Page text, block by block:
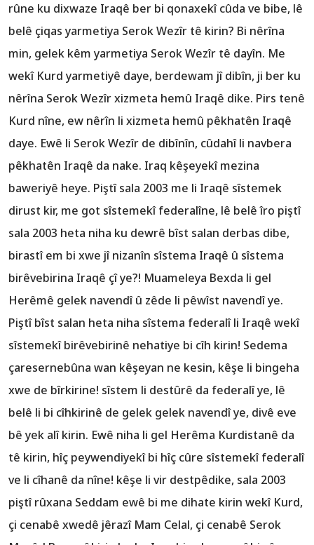
rûne ku dixwaze Iraqê ber bi qonaxekî cûda ve bibe, lê
belê çiqas yarmetiya Serok Wezîr tê kirin? Bi nêrîna
min, gelek kêm yarmetiya Serok Wezîr tê dayîn. Me
wekî Kurd yarmetiyê daye, berdewam jî dibîn, ji ber ku
nêrîna Serok Wezîr xizmeta hemû Iraqê dike. Pirs tenê
Kurd nîne, ew nêrîn li xizmeta hemû pêkhatên Iraqê
daye. Ewê li Serok Wezîr de dibînîn, cûdahî li navbera
pêkhatên Iraqê da nake. Iraq kêşeyekî mezina
baweriyê heye. Piştî sala 2003 me li Iraqê sîstemek
dirust kir, me got sîstemekî federalîne, lê belê îro piştî
sala 2003 heta niha ku dewrê bîst salan derbas dibe,
birastî em bi xwe jî nizanîn sîstema Iraqê û sîstema
birêvebirina Iraqê çî ye?! Muameleya Bexda li gel
Herêmê gelek navendî û zêde li pêwîst navendî ye.
Piştî bîst salan heta niha sîstema federalî li Iraqê wekî
sîstemekî birêvebirinê nehatiye bi cîh kirin! Sedema
çaresernebûna wan kêşeyan ne kesin, kêşe li bingeha
xwe de bîrkirine! sîstem li destûrê da federalî ye, lê
belê li bi cîhkirinê de gelek gelek navendî ye, divê eve
bê yek alî kirin. Ewê niha li gel Herêma Kurdistanê da
tê kirin, hîç peywendiyekî bi hîç cûre sîstemekî federalî
ve li cîhanê da nîne! kêşe li vir destpêdike, sala 2003
piştî rûxana Seddam ewê bi me dihate kirin wekî Kurd,
çi cenabê xwedê jêrazî Mam Celal, çi cenabê Serok